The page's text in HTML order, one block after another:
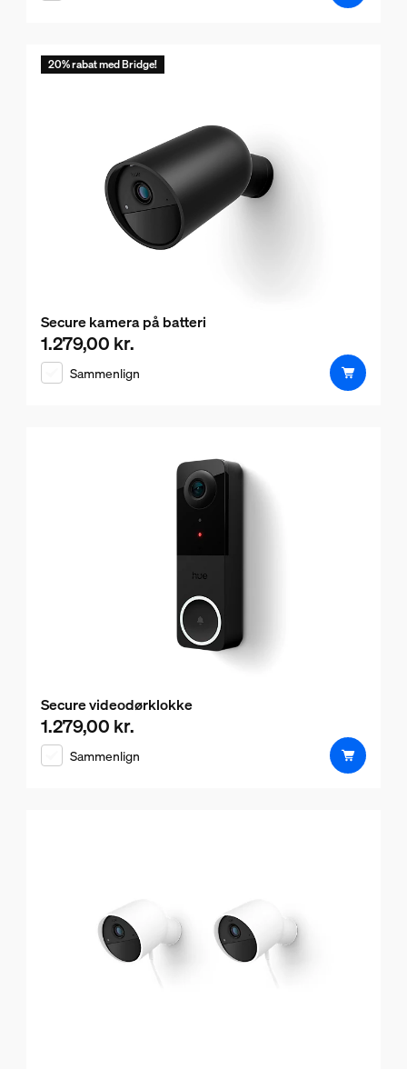
20% rabat med Bridge!
Secure kamera på batteri
Nuværende pris er 1.279,00 kr.
1.279,00 kr.
Sammenlign
Secure videodørklokke
Nuværende pris er 1.279,00 kr.
1.279,00 kr.
Sammenlign